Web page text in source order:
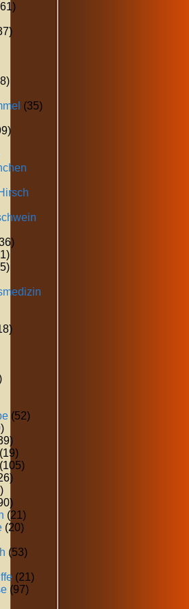
(35)
(52)
(19)
(105)
(21)
(20)
(53)
(21)
(97)